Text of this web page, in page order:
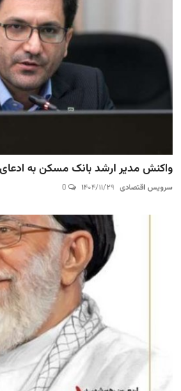
واکنش مدیر ارشد بانک مسکن به
سرویس اقتصادی ۱۴۰۴/۱۱/۲۹